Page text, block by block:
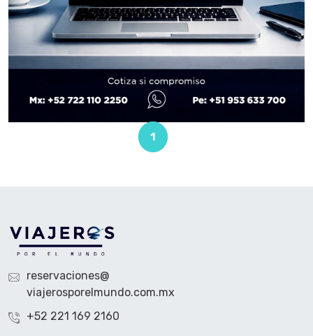
1
reservaciones@
viajerosporelmundo.com.mx
+52 221 169 2160